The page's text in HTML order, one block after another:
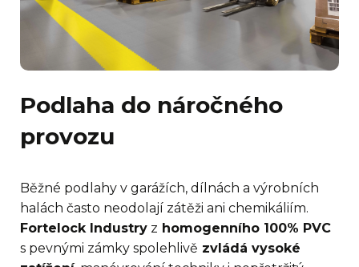
Podlaha do náročného
provozu
Běžné podlahy v garážích, dílnách a výrobních
halách často neodolají zátěži ani chemikáliím.
Fortelock Industry z homogenního 100% PVC
s pevnými zámky spolehlivě zvládá vysoké